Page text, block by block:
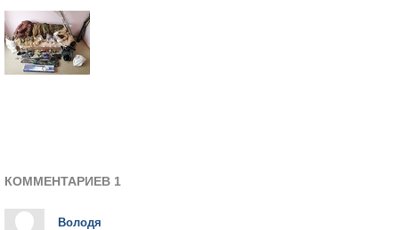
КОММЕНТАРИЕВ 1
Володя